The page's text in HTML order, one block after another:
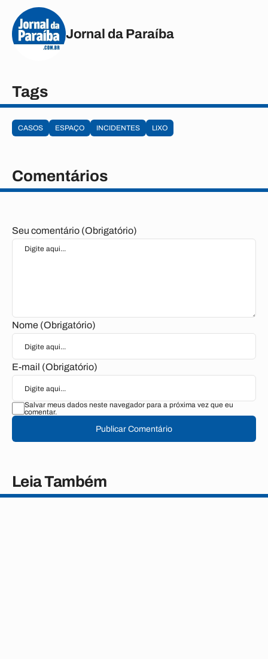
Jornal da Paraíba
Tags
CASOS ESPAÇO INCIDENTES LIXO
Comentários
Seu comentário (Obrigatório)
Nome (Obrigatório)
E-mail (Obrigatório)
Salvar meus dados neste navegador para a próxima vez que eu
comentar.
Publicar Comentário
Leia Também